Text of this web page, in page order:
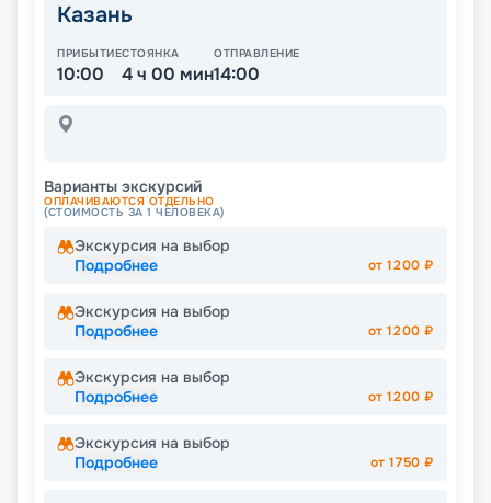
Казань
ПРИБЫТИЕ
10:00
СТОЯНКА
4 ч 00 мин
ОТПРАВЛЕНИЕ
14:00
Варианты экскурсий
ОПЛАЧИВАЮТСЯ ОТДЕЛЬНО
(СТОИМОСТЬ ЗА 1 ЧЕЛОВЕКА)
Экскурсия на выбор
Подробнее
от1200 ₽
Экскурсия на выбор
Подробнее
от1200 ₽
Экскурсия на выбор
Подробнее
от1200 ₽
Экскурсия на выбор
Подробнее
от1750 ₽